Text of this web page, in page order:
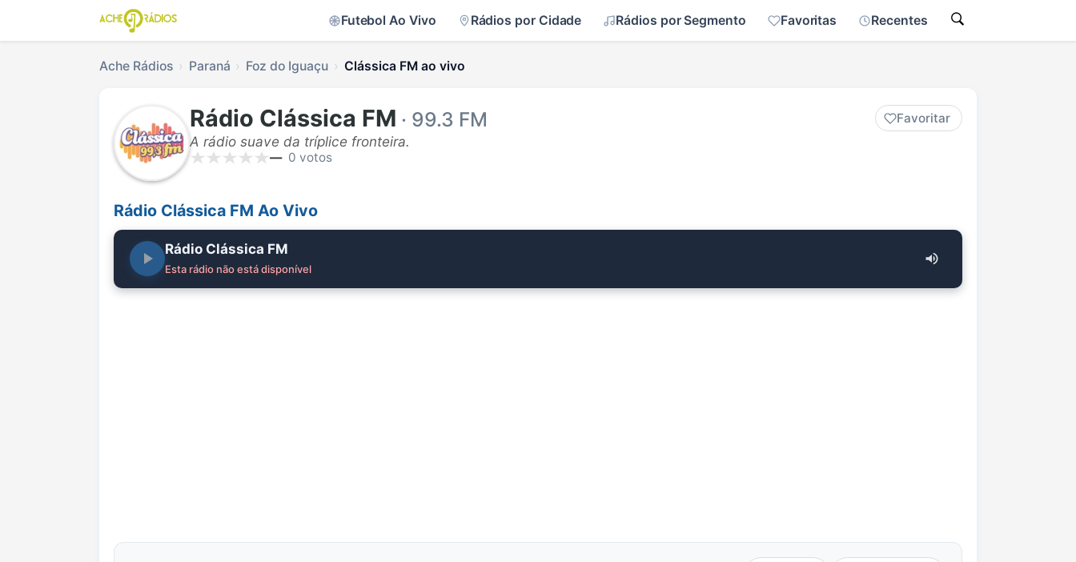
Futebol Ao Vivo Rádios por Cidade Rádios por Segmento Favoritas Recentes
Ache Rádios Paraná Foz do Iguaçu Clássica FM ao vivo
Rádio Clássica FM · 99.3 FM
A rádio suave da tríplice fronteira.
Favoritar
— 0 votos
Rádio Clássica FM Ao Vivo
Rádio Clássica FM
Esta rádio não está disponível